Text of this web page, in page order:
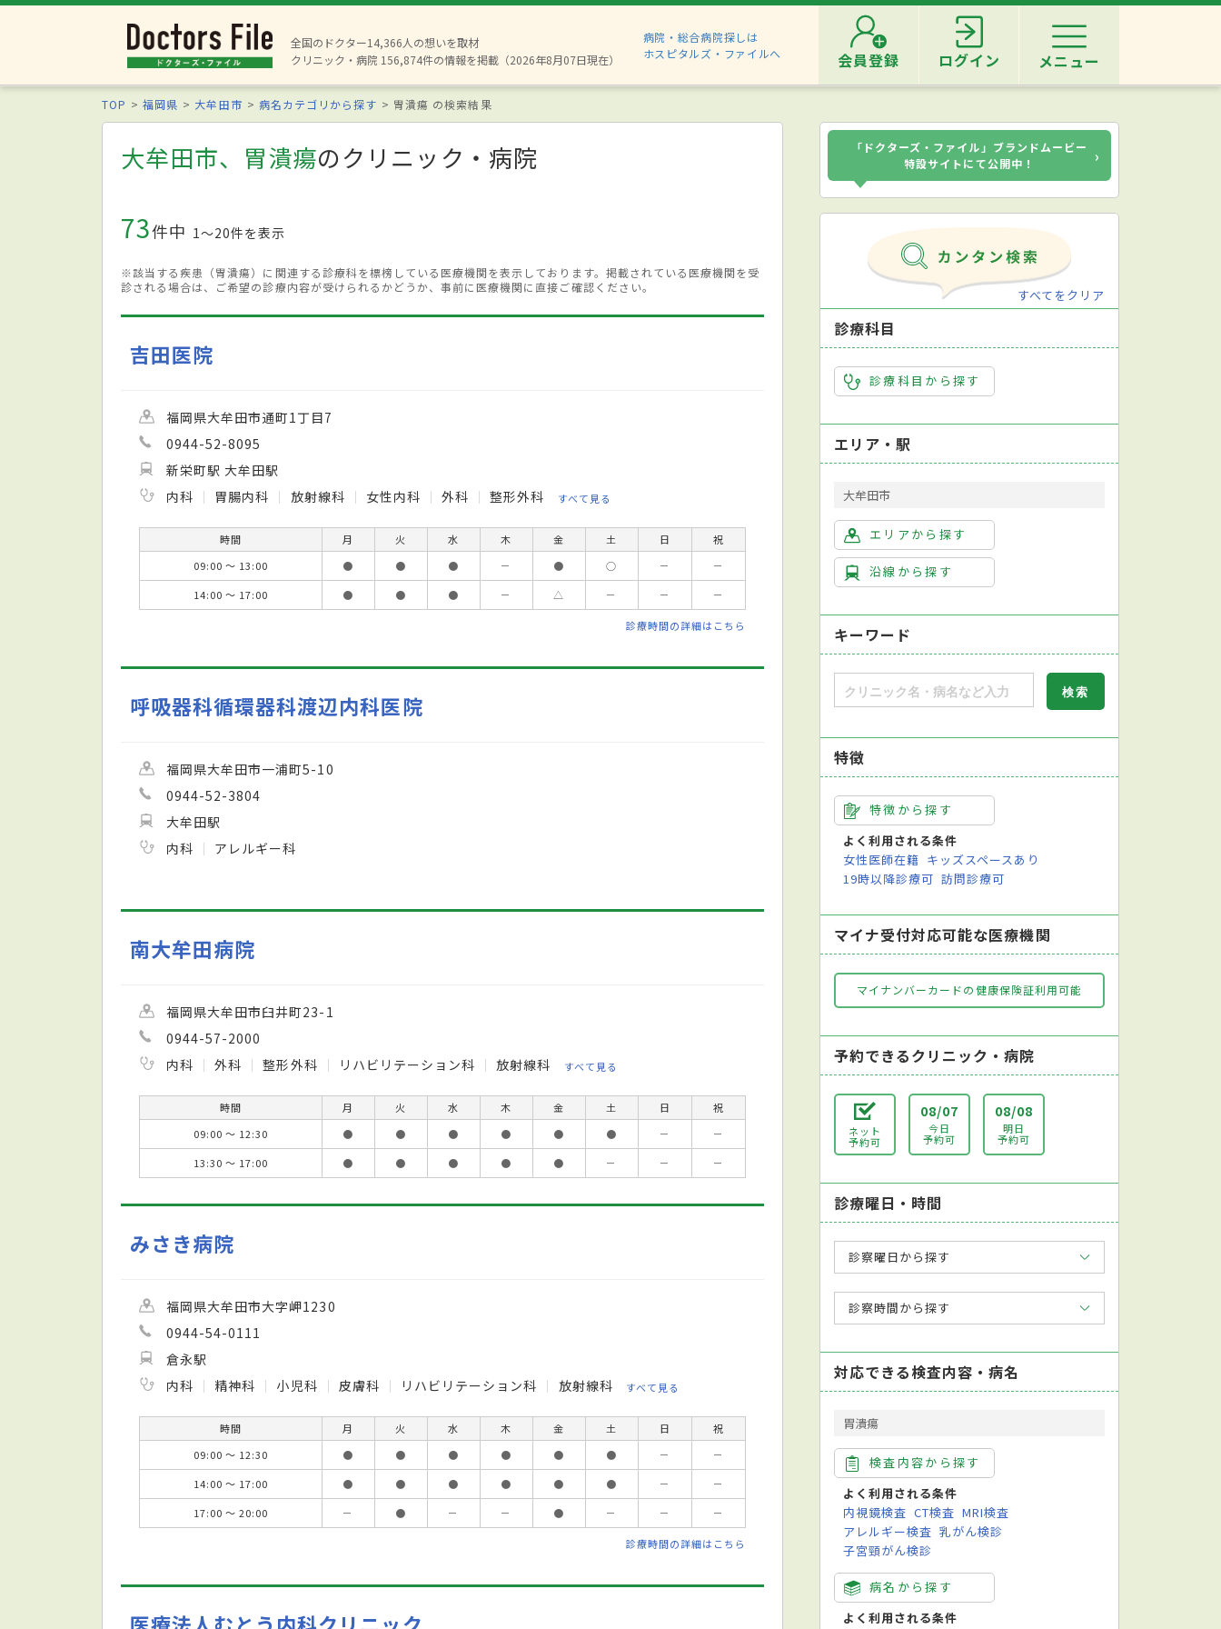
全国のドクター14,366人の想いを取材
クリニック・病院 156,874件の情報を掲載（2026年8月07日現在）
病院・総合病院探しは
ホスピタルズ・ファイルへ
会員登録 ログイン メニュー
TOP 福岡県 大牟田市 病名カテゴリから探す 胃潰瘍 の検索結果
大牟田市、胃潰瘍のクリニック・病院
73件中 1〜20件を表示
※該当する疾患（胃潰瘍）に関連する診療科を標榜している医療機関を表示しております。掲載されている医療機関を受
診される場合は、ご希望の診療内容が受けられるかどうか、事前に医療機関に直接ご確認ください。
吉田医院
福岡県大牟田市通町1丁目7
0944-52-8095
新栄町駅 大牟田駅
内科
胃腸内科 放射線科 女性内科 外科 整形外科 すべて見る
時間 月 火 水 木 金 土 日
祝
09:00 ～ 13:00
● ● ● － ● ○ －
－
14:00 ～ 17:00
● ● ● － △ － － －
診療時間の詳細はこちら
呼吸器科循環器科渡辺内科医院
福岡県大牟田市一浦町5-10
0944-52-3804
大牟田駅
内科
アレルギー科
南大牟田病院
福岡県大牟田市臼井町23-1
0944-57-2000
内科
外科 整形外科 リハビリテーション科 放射線科 すべて見る
時間 月 火 水 木 金 土 日
祝
09:00 ～ 12:30
● ● ● ● ● ● －
－
13:30 ～ 17:00
● ● ● ● ● － － －
みさき病院
福岡県大牟田市大字岬1230
0944-54-0111
倉永駅
内科
精神科 小児科 皮膚科 リハビリテーション科 放射線科 すべて見る
時間 月 火 水 木 金 土 日
祝
09:00 ～ 12:30
● ● ● ● ● ● －
－
14:00 ～ 17:00
● ● ● ● ● ● －
－
17:00 ～ 20:00
－ ● － － ● － － －
診療時間の詳細はこちら
「ドクターズ・ファイル」ブランドムービー
特設サイトにて公開中！
›
すべてをクリア
診療科目
診療科目から探す
エリア・駅
大牟田市
エリアから探す
沿線から探す
キーワード
特徴
特徴から探す
よく利用される条件
女性医師在籍 キッズスペースあり
19時以降診療可 訪問診療可
マイナ受付対応可能な医療機関
マイナンバーカードの健康保険証利用可能
予約できるクリニック・病院
ネット
予約可
08/07
今日
予約可
08/08
明日
予約可
診療曜日・時間
診察曜日から探す
診察時間から探す
対応できる検査内容・病名
胃潰瘍
検査内容から探す
よく利用される条件
内視鏡検査 CT検査 MRI検査
アレルギー検査 乳がん検診
子宮頸がん検診
病名から探す
よく利用される条件